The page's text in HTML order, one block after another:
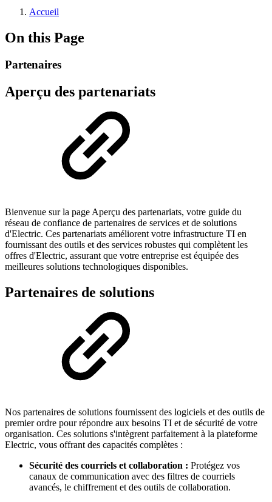
Accueil
On this Page
Partenaires
Aperçu des partenariats
Bienvenue sur la page Aperçu des partenariats, votre guide du
réseau de confiance de partenaires de services et de solutions
d'Electric. Ces partenariats améliorent votre infrastructure TI en
fournissant des outils et des services robustes qui complètent les
offres d'Electric, assurant que votre entreprise est équipée des
meilleures solutions technologiques disponibles.
Partenaires de solutions
Nos partenaires de solutions fournissent des logiciels et des outils de
premier ordre pour répondre aux besoins TI et de sécurité de votre
organisation. Ces solutions s'intègrent parfaitement à la plateforme
Electric, vous offrant des capacités complètes :
Sécurité des courriels et collaboration : Protégez vos
canaux de communication avec des filtres de courriels
avancés, le chiffrement et des outils de collaboration.